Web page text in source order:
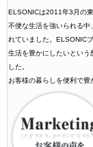
ELSONICは2011年3月の
不便な生活を強いられる
れていました。ELSONIC
生活を豊かにしたいという
した。
お客様の暮らしを便利で豊